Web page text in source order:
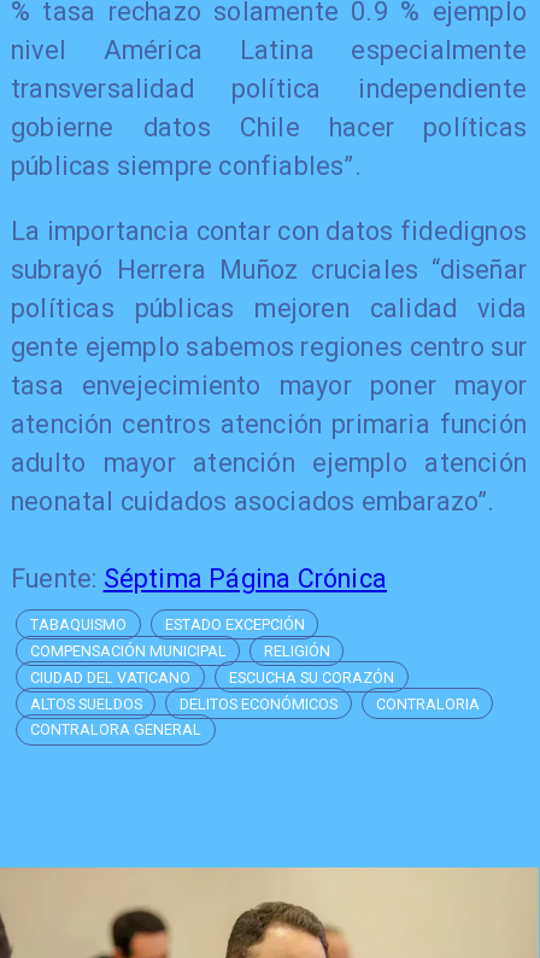
% tasa rechazo solamente 0.9 % ejemplo
nivel América Latina especialmente
transversalidad política independiente
gobierne datos Chile hacer políticas
públicas siempre confiables”.
La importancia contar con datos fidedignos
subrayó Herrera Muñoz cruciales “diseñar
políticas públicas mejoren calidad vida
gente ejemplo sabemos regiones centro sur
tasa envejecimiento mayor poner mayor
atención centros atención primaria función
adulto mayor atención ejemplo atención
neonatal cuidados asociados embarazo”.
Fuente: Séptima Página Crónica
TABAQUISMO
ESTADO EXCEPCIÓN
COMPENSACIÓN MUNICIPAL
RELIGIÓN
CIUDAD DEL VATICANO
ESCUCHA SU CORAZÓN
ALTOS SUELDOS
DELITOS ECONÓMICOS
CONTRALORIA
CONTRALORA GENERAL